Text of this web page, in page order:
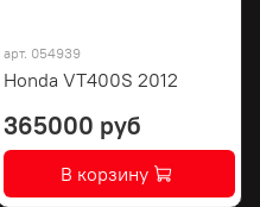
арт. 054939
Honda VT400S 2012
365000 руб
В корзину